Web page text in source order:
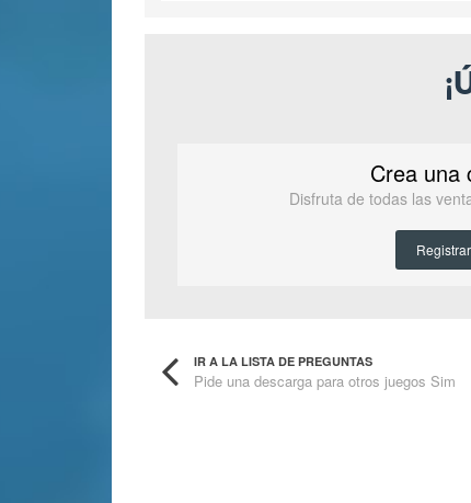
Crea una
Disfruta de todas las
IR A LA LISTA DE PREGUNTAS
Pide una descarga para otros juegos Sim